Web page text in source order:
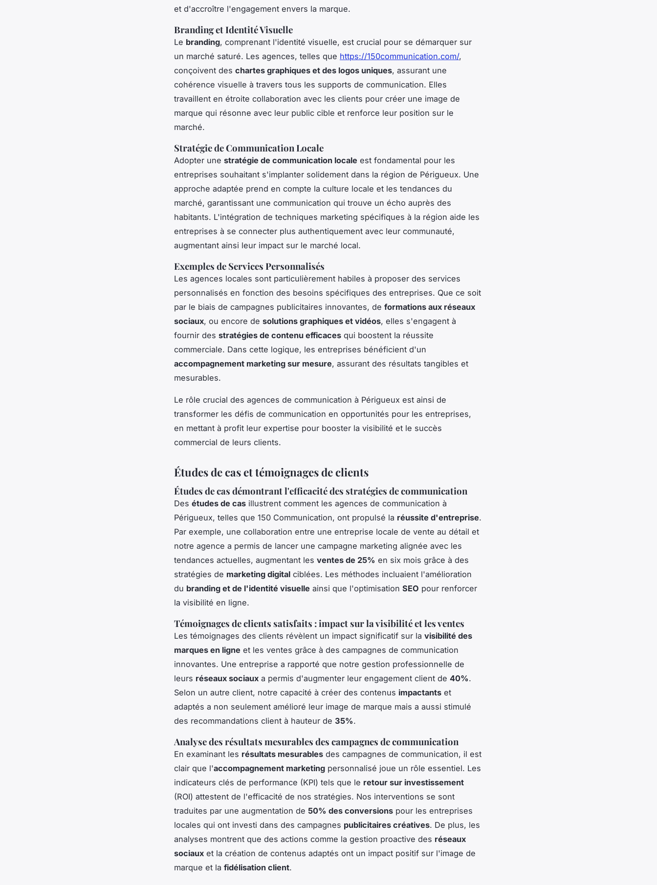
et d'accroître l'engagement envers la marque.
Branding et Identité Visuelle
Le branding, comprenant l'identité visuelle, est crucial pour se démarquer sur
un marché saturé. Les agences, telles que https://150communication.com/,
conçoivent des chartes graphiques et des logos uniques, assurant une
cohérence visuelle à travers tous les supports de communication. Elles
travaillent en étroite collaboration avec les clients pour créer une image de
marque qui résonne avec leur public cible et renforce leur position sur le
marché.
Stratégie de Communication Locale
Adopter une stratégie de communication locale est fondamental pour les
entreprises souhaitant s'implanter solidement dans la région de Périgueux. Une
approche adaptée prend en compte la culture locale et les tendances du
marché, garantissant une communication qui trouve un écho auprès des
habitants. L'intégration de techniques marketing spécifiques à la région aide les
entreprises à se connecter plus authentiquement avec leur communauté,
augmentant ainsi leur impact sur le marché local.
Exemples de Services Personnalisés
Les agences locales sont particulièrement habiles à proposer des services
personnalisés en fonction des besoins spécifiques des entreprises. Que ce soit
par le biais de campagnes publicitaires innovantes, de formations aux réseaux
sociaux, ou encore de solutions graphiques et vidéos, elles s'engagent à
fournir des stratégies de contenu efficaces qui boostent la réussite
commerciale. Dans cette logique, les entreprises bénéficient d'un
accompagnement marketing sur mesure, assurant des résultats tangibles et
mesurables.
Le rôle crucial des agences de communication à Périgueux est ainsi de
transformer les défis de communication en opportunités pour les entreprises,
en mettant à profit leur expertise pour booster la visibilité et le succès
commercial de leurs clients.
Études de cas et témoignages de clients
Études de cas démontrant l'efficacité des stratégies de communication
Des études de cas illustrent comment les agences de communication à
Périgueux, telles que 150 Communication, ont propulsé la réussite d'entreprise.
Par exemple, une collaboration entre une entreprise locale de vente au détail et
notre agence a permis de lancer une campagne marketing alignée avec les
tendances actuelles, augmentant les ventes de 25% en six mois grâce à des
stratégies de marketing digital ciblées. Les méthodes incluaient l'amélioration
du branding et de l'identité visuelle ainsi que l'optimisation SEO pour renforcer
la visibilité en ligne.
Témoignages de clients satisfaits : impact sur la visibilité et les ventes
Les témoignages des clients révèlent un impact significatif sur la visibilité des
marques en ligne et les ventes grâce à des campagnes de communication
innovantes. Une entreprise a rapporté que notre gestion professionnelle de
leurs réseaux sociaux a permis d'augmenter leur engagement client de 40%.
Selon un autre client, notre capacité à créer des contenus impactants et
adaptés a non seulement amélioré leur image de marque mais a aussi stimulé
des recommandations client à hauteur de 35%.
Analyse des résultats mesurables des campagnes de communication
En examinant les résultats mesurables des campagnes de communication, il est
clair que l'accompagnement marketing personnalisé joue un rôle essentiel. Les
indicateurs clés de performance (KPI) tels que le retour sur investissement
(ROI) attestent de l'efficacité de nos stratégies. Nos interventions se sont
traduites par une augmentation de 50% des conversions pour les entreprises
locales qui ont investi dans des campagnes publicitaires créatives. De plus, les
analyses montrent que des actions comme la gestion proactive des réseaux
sociaux et la création de contenus adaptés ont un impact positif sur l'image de
marque et la fidélisation client.